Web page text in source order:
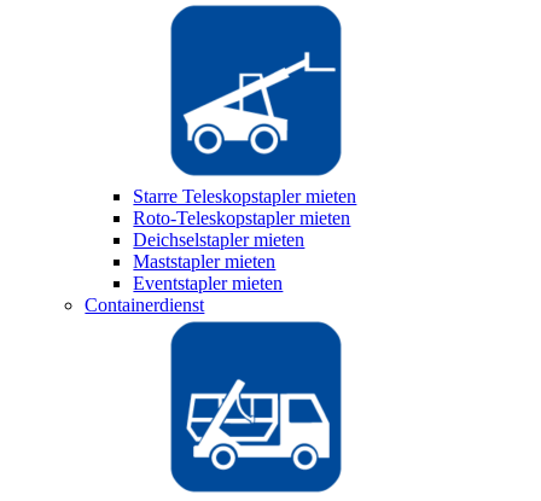
Starre Teleskopstapler mieten
Roto-Teleskopstapler mieten
Deichselstapler mieten
Maststapler mieten
Eventstapler mieten
Containerdienst